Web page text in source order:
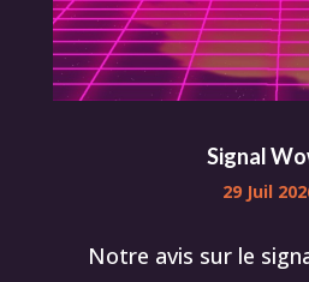
Signal
29 Juil
Notre avis sur le